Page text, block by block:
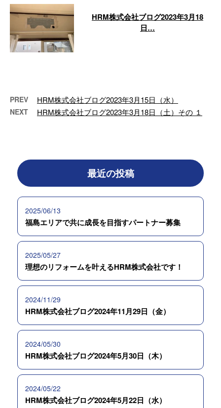
HRM株式会社ブログ2023年3月18
日…
PREV HRM株式会社ブログ2023年3月15日（水）
NEXT HRM株式会社ブログ2023年3月18日（土）その １
最近の投稿
2025/06/13
福島エリアで共に成長を目指すパートナー募集
2025/05/27
理想のリフォームを叶えるHRM株式会社です！
2024/11/29
HRM株式会社ブログ2024年11月29日（金）
2024/05/30
HRM株式会社ブログ2024年5月30日（木）
2024/05/22
HRM株式会社ブログ2024年5月22日（水）